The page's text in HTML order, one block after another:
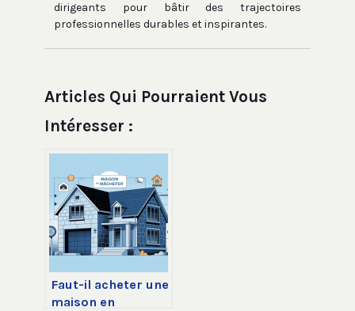
dirigeants pour bâtir des trajectoires
professionnelles durables et inspirantes.
Articles Qui Pourraient Vous
Intéresser :
Faut-il acheter une
maison en